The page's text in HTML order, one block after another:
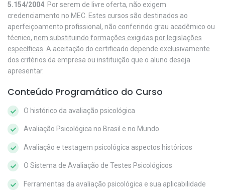
5.154/2004 . Por serem de livre oferta, não exigem
credenciamento no MEC. Estes cursos são destinados ao
aperfeiçoamento profissional, não conferindo grau acadêmico ou
técnico, nem substituindo formações exigidas por legislações
específicas . A aceitação do certificado depende exclusivamente
dos critérios da empresa ou instituição que o aluno deseja
apresentar.
Conteúdo Programático do Curso
O histórico da avaliação psicológica
Avaliação Psicológica no Brasil e no Mundo
Avaliação e testagem psicológica aspectos históricos
O Sistema de Avaliação de Testes Psicológicos
Ferramentas da avaliação psicológica e sua aplicabilidade